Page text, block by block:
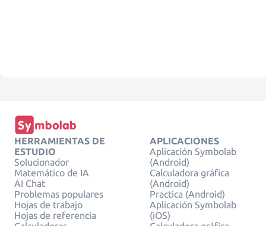
HERRAMIENTAS DE
ESTUDIO
Solucionador
Matemático de IA
AI Chat
Problemas populares
Hojas de trabajo
Hojas de referencia
APLICACIONES
Aplicación Symbolab
(Android)
Calculadora gráfica
(Android)
Practica (Android)
Aplicación Symbolab
(iOS)